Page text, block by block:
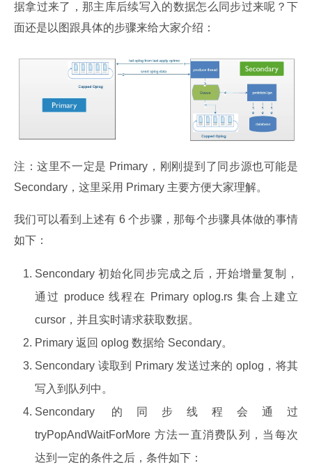
据拿过来了，那主库后续写入的数据怎么同步过来呢？下
面还是以图跟具体的步骤来给大家介绍：
注：这里不一定是 Primary，刚刚提到了同步源也可能是
Secondary，这里采用 Primary 主要方便大家理解。
我们可以看到上述有 6 个步骤，那每个步骤具体做的事情
如下：
Sencondary 初始化同步完成之后，开始增量复制，
通过 produce 线程在 Primary oplog.rs 集合上建立
cursor，并且实时请求获取数据。
Primary 返回 oplog 数据给 Secondary。
Sencondary 读取到 Primary 发送过来的 oplog，将其
写入到队列中。
Sencondary 的同步线程会通过
tryPopAndWaitForMore 方法一直消费队列，当每次
达到一定的条件之后，条件如下：